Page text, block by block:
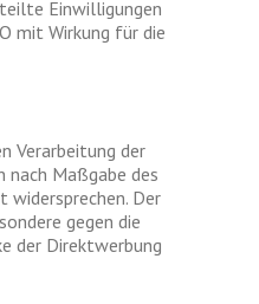
Einwilligungen
mit Wirkung für die
Verarbeitung der
Maßgabe des
widersprechen. Der
gegen die
der Direktwerbung